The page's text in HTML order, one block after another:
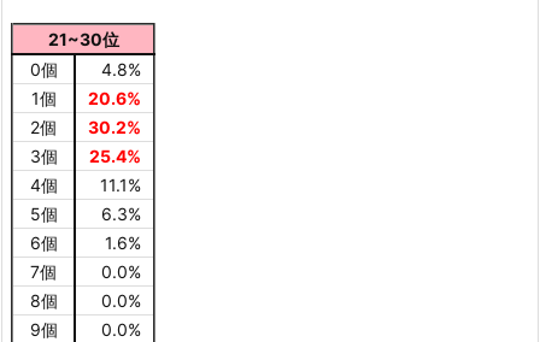
21~30位
0個
4.8%
1個
20.6%
2個
30.2%
3個
25.4%
4個
11.1%
5個
6.3%
6個
1.6%
7個
0.0%
8個
0.0%
9個
0.0%